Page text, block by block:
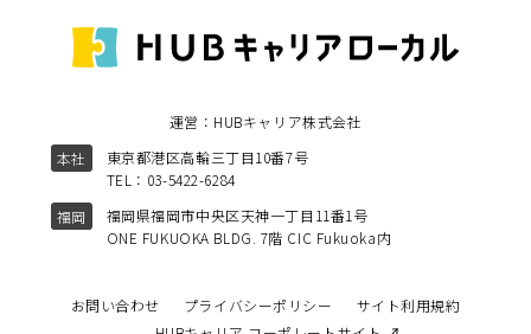
運営：HUBキャリア株式会社
本社
東京都港区高輪三丁目10番7号
TEL：03-5422-6284
福岡
福岡県福岡市中央区天神一丁目11番1号
ONE FUKUOKA BLDG. 7階 CIC Fukuoka内
お問い合わせ プライバシーポリシー
サイト利用規約